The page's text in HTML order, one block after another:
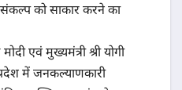
को साकार करने का
एवं मुख्यमंत्री श्री योगी
में जनकल्याणकारी